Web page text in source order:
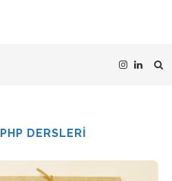
PHP DERSLERI